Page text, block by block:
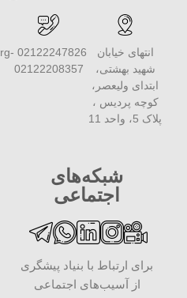
انتهای خیابان
شهید بهشتی،
ابتدای ولیعصر،
کوچه پردیس ،
پلاک 5، واحد 11
02122247826 -
02122208357
شبکه‌های
اجتماعی
برای ارتباط با بنیاد پیشگری
از آسیب‌های اجتماعی